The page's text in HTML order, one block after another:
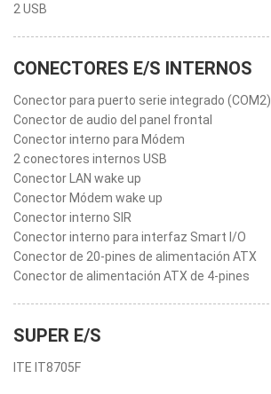
2 USB
CONECTORES E/S INTERNOS
Conector para puerto serie integrado (COM2)
Conector de audio del panel frontal
Conector interno para Módem
2 conectores internos USB
Conector LAN wake up
Conector Módem wake up
Conector interno SIR
Conector interno para interfaz Smart I/O
Conector de 20-pines de alimentación ATX
Conector de alimentación ATX de 4-pines
SUPER E/S
ITE IT8705F